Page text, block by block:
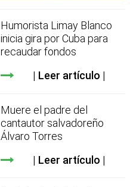
Humorista Limay Blanco
inicia gira por Cuba para
recaudar fondos
Leer artículo
Muere el padre del
cantautor salvadoreño
Álvaro Torres
Leer artículo